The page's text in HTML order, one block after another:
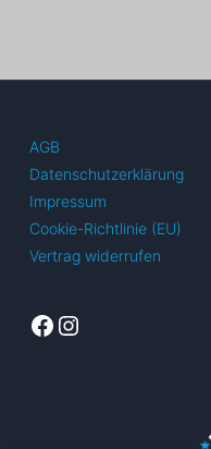
AGB
Datenschutzerklärung
Impressum
Cookie-Richtlinie (EU)
Vertrag widerrufen
Facebook
Instagram